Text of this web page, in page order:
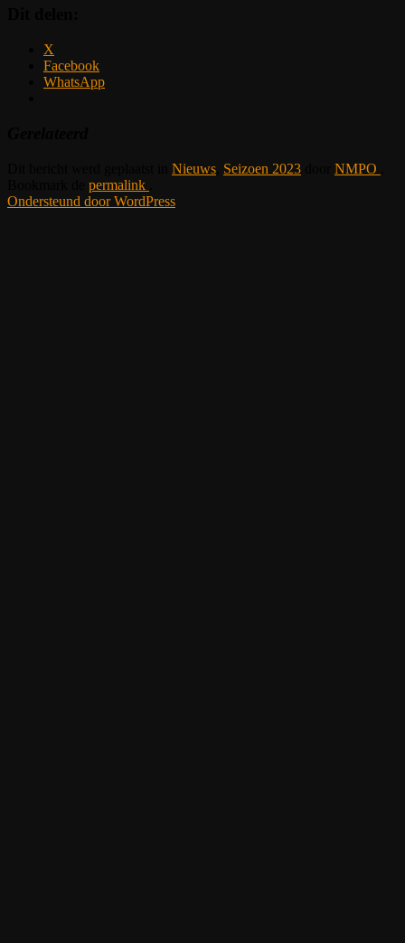
X
Facebook
WhatsApp
Nieuws Seizoen 2023 NMPO
permalink
Ondersteund door WordPress